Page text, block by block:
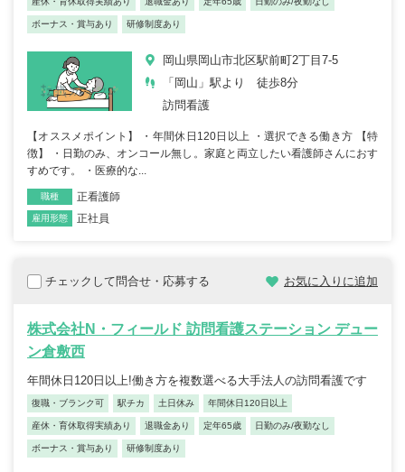
ボーナス・賞与あり 研修制度あり
岡山県岡山市北区駅前町2丁目7-5
「岡山」駅より 徒歩8分
訪問看護
【オススメポイント】 ・年間休日120日以上 ・選択できる働き方 【特
徴】 ・日勤のみ、オンコール無し。家庭と両立したい看護師さんにおす
すめです。 ・医療的な...
職種 正看護師
雇用形態 正社員
チェックして問合せ・応募する お気に入りに追加
株式会社N・フィールド 訪問看護ステーション デュー
ン倉敷西
年間休日120日以上!働き方を複数選べる大手法人の訪問看護です
復職・ブランク可 駅チカ 土日休み 年間休日120日以上
産休・育休取得実績あり 退職金あり 定年65歳 日勤のみ/夜勤なし
ボーナス・賞与あり 研修制度あり